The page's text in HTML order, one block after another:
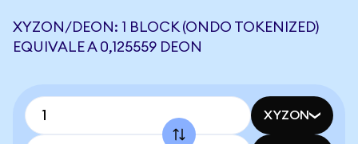
XYZON/DEON: 1 BLOCK (ONDO TOKENIZED)
EQUIVALE A 0,125559 DEON
XYZON